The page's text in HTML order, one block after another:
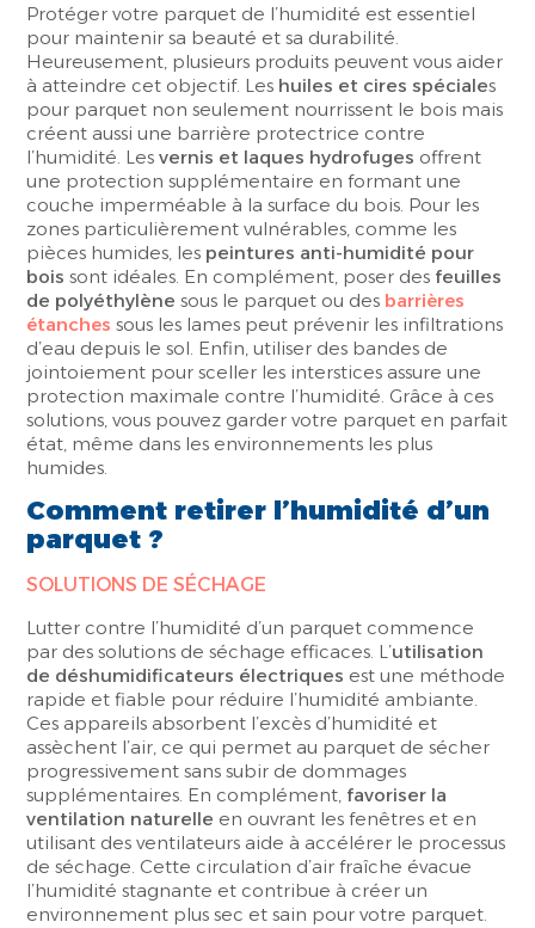
Protéger votre parquet de l’humidité est essentiel
pour maintenir sa beauté et sa durabilité.
Heureusement, plusieurs produits peuvent vous aider
à atteindre cet objectif. Les huiles et cires spéciales
pour parquet non seulement nourrissent le bois mais
créent aussi une barrière protectrice contre
l’humidité. Les vernis et laques hydrofuges offrent
une protection supplémentaire en formant une
couche imperméable à la surface du bois. Pour les
zones particulièrement vulnérables, comme les
pièces humides, les peintures anti-humidité pour
bois sont idéales. En complément, poser des feuilles
de polyéthylènesous le parquet ou des barrières
étanches sous les lames peut prévenir les infiltrations
d’eau depuis le sol. Enfin, utiliser des bandes de
jointoiement pour sceller les interstices assure une
protection maximale contre l’humidité. Grâce à ces
solutions, vous pouvez garder votre parquet en parfait
état, même dans les environnements les plus
humides.
Comment retirer l’humidité d’un
parquet ?
SOLUTIONS DE SÉCHAGE
Lutter contre l’humidité d’un parquet commence
par des solutions de séchage efficaces. L’utilisation
de déshumidificateurs électriques est une méthode
rapide et fiable pour réduire l’humidité ambiante.
Ces appareils absorbent l’excès d’humidité et
assèchent l’air, ce qui permet au parquet de sécher
progressivement sans subir de dommages
supplémentaires. En complément, favoriser la
ventilation naturelle en ouvrant les fenêtres et en
utilisant des ventilateurs aide à accélérer le processus
de séchage. Cette circulation d’air fraîche évacue
l’humidité stagnante et contribue à créer un
environnement plus sec et sain pour votre parquet.